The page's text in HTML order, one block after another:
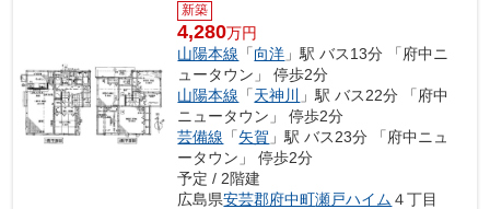
新築
4,280万円
山陽本線 「向洋 」駅 バス13分 「府中ニ
ュータウン」 停歩2分
山陽本線 「天神川
」駅 バス22分 「府中
ニュータウン」 停歩2分
芸備線 「矢賀 」駅 バス23分 「府中ニュ
ータウン」 停歩2分
予定 / 2階建
広島県安芸郡府中町瀬戸ハイム ４丁目